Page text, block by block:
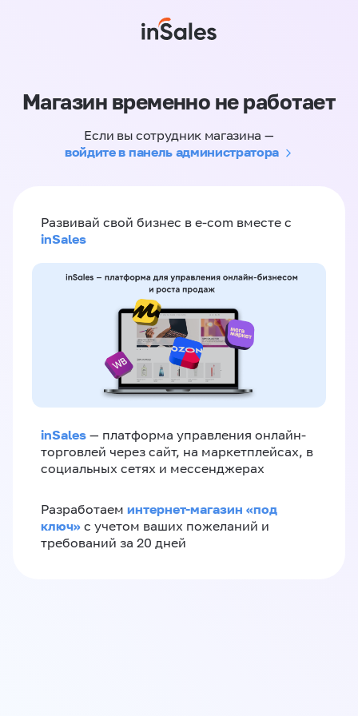
Магазин временно не работает
Если вы сотрудник магазина —
войдите в панель администратора
Развивай свой бизнес в e-com вместе с
inSales
inSales — платформа управления онлайн-
торговлей через сайт, на маркетплейсах, в
социальных сетях и мессенджерах
Разработаем интернет-магазин «‎под
ключ»‎ с учетом ваших пожеланий и
требований за 20 дней